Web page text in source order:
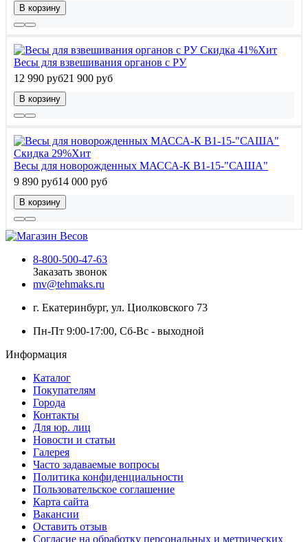
В корзину
Скидка 41%Хит
Весы для взвешивания органов с РУ
12 990 руб21 900 руб
В корзину
Скидка 29%Хит
Весы для новорожденных МАССА-К В1-15-"САША"
9 890 руб14 000 руб
В корзину
8-800-500-47-63
Заказать звонок
mv@tehmaks.ru
г. Екатеринбург, ул. Циолковского 73
Пн-Пт 9:00-17:00, Сб-Вс - выходной
Информация
Каталог
Покупателям
Города
Контакты
Для юр. лиц
Новости и статьи
Галерея
Часто задаваемые вопросы
Политика конфиденциальности
Пользовательское соглашение
Карта сайта
Вакансии
Оставить отзыв
Согласие на обработку персональных и метрических